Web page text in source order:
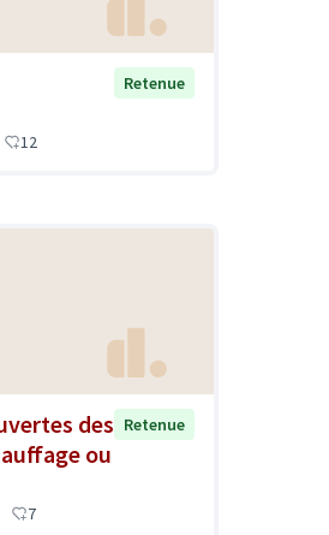
Retenue
12
des
ou
Retenue
7